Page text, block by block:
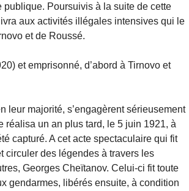
Poursuivis à la suite de cette
aux activités illégales intensives qui le
et de Roussé.
et emprisonné, d’abord à Tirnovo et
leur majorité, s’engagèrent sérieusement
réalisa un an plus tard, le 5 juin 1921, à
capturé. A cet acte spectaculaire qui fit
circuler des légendes à travers les
Georges Cheïtanov. Celui-ci fit toute
gendarmes, libérés ensuite, à condition